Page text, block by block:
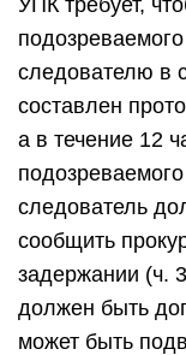
УПК требует,
следователю в
составлен
а в течение 12
следователь
сообщить
задержании (ч.
должен быть
может быть